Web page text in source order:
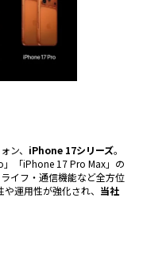
ン、 iPhone 17シリーズ。
」「iPhone 17 Pro Max」の
イフ・通信機能など全方位
運用性が強化され、 当社